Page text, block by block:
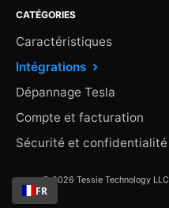
CATÉGORIES
Caractéristiques
Intégrations
Dépannage Tesla
Compte et facturation
Sécurité et confidentialité
© 2026 Tessie Technology
FR